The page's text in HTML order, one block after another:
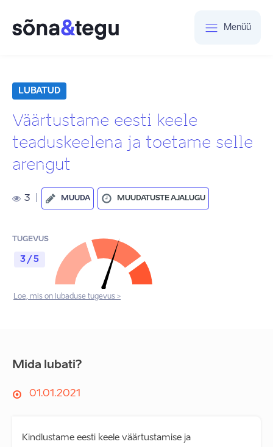
Menüü
LUBATUD
Väärtustame eesti keele
teaduskeelena ja toetame selle
arengut
3 MUUDA MUUDATUSTE AJALUGU
TUGEVUS
3 / 5
Loe, mis on lubaduse tugevus >
Mida lubati?
01.01.2021
Kindlustame eesti keele väärtustamise ja